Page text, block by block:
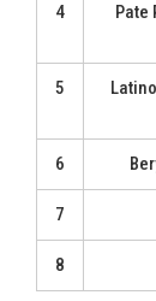
4
Pate
5
6
7
8